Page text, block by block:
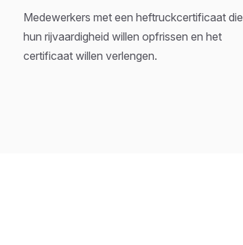
Medewerkers met een heftruckcertificaat die
hun rijvaardigheid willen opfrissen en het
certificaat willen verlengen.